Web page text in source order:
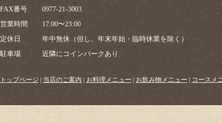
FAX番号
0977-21-3003
営業時間
17:00〜23:00
定休日
年中無休（但し、年末年始・臨時休業を除く）
駐車場
近隣にコインパークあり
トップページ | 当店のご案内 | お料理メニュー | お飲み物メニュー | コースメ